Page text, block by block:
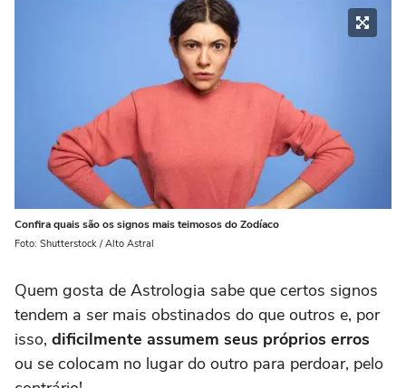
Confira quais são os signos mais teimosos do Zodíaco
Foto: Shutterstock / Alto Astral
Quem gosta de Astrologia sabe que certos signos
tendem a ser mais obstinados do que outros e, por
isso, dificilmente assumem seus próprios erros
ou se colocam no lugar do outro para perdoar, pelo